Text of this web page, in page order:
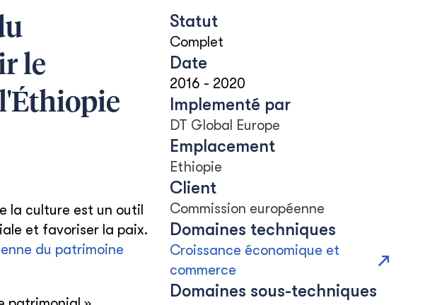
le
la culture est un outil
et favoriser la paix.
du patrimoine
Statut
Complet
Date
2016 - 2020
Implementé par
DT Global Europe
Emplacement
Ethiopie
Client
Commission européenne
Domaines techniques
Croissance économique et
commerce
Domaines sous-techniques